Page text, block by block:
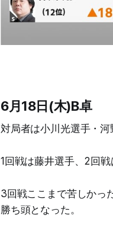
6月18日(木)B卓
対局者は小川光選手・河
1回戦は藤井選手、2回戦
3回戦ここまで苦しかっ
勝ち頭となった。